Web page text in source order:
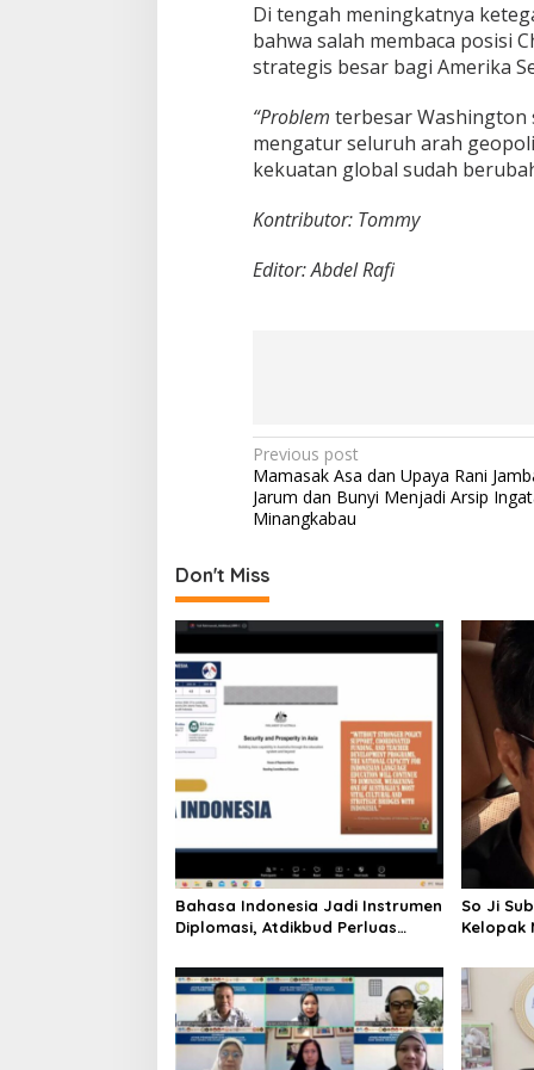
Di tengah meningkatnya
bahwa salah membaca posisi
strategis besar bagi Amerika
“Problem terbesar Washington
mengatur seluruh arah
kekuatan global sudah
Kontributor: Tommy
Editor: Abdel Rafi
P
o
s
n
a
v
i
g
a
t
i
o
n
Previous post
Mamasak Asa dan Upaya Rani
Jarum dan Bunyi Menjadi Arsip
Minangkabau
Don't Miss
Bahasa Indonesia Jadi Instrumen
Diplomasi, Atdikbud Perluas
Rusia
So Ji
Kelopak